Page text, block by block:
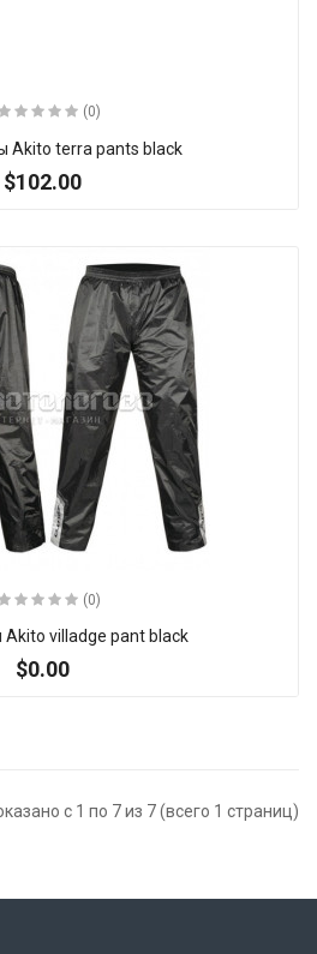
(0)
Akito terra pants black
$102.00
(0)
villadge pant black
$0.00
с 1 по 7 из 7 (всего 1 страниц)